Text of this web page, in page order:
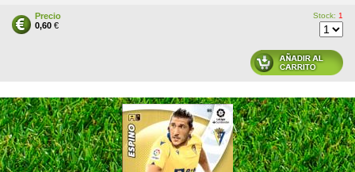
Precio
0,60 €
Stock: 1